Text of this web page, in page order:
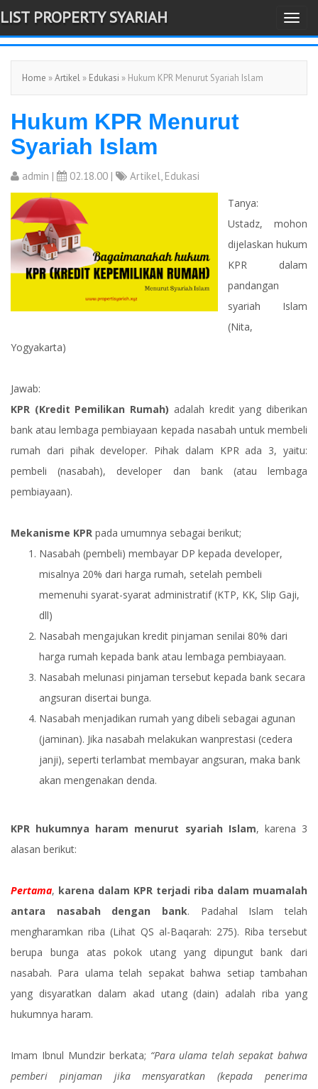
-->
T
o
g
l
t
i
n
LIST PROPERTY SYARIAH
Home »Artikel » Edukasi » Hukum KPR Menurut Syariah Islam
Hukum KPR Menurut
Syariah Islam
admin | 02.18.00 | Artikel, Edukasi
Tanya:
Ustadz, mohon
dijelaskan hukum
KPR dalam
pandangan
syariah Islam
(Nita,
Yogyakarta)
Jawab:
KPR (Kredit Pemilikan Rumah) adalah kredit yang diberikan
bank atau lembaga pembiayaan kepada nasabah untuk membeli
rumah dari pihak developer. Pihak dalam KPR ada 3, yaitu:
pembeli (nasabah), developer dan bank (atau lembaga
pembiayaan).
Mekanisme KPR pada umumnya sebagai berikut;
Nasabah (pembeli) membayar DP kepada developer,
misalnya 20% dari harga rumah, setelah pembeli
memenuhi syarat-syarat administratif (KTP, KK, Slip Gaji,
dll)
Nasabah mengajukan kredit pinjaman senilai 80% dari
harga rumah kepada bank atau lembaga pembiayaan.
Nasabah melunasi pinjaman tersebut kepada bank secara
angsuran disertai bunga.
Nasabah menjadikan rumah yang dibeli sebagai agunan
(jaminan). Jika nasabah melakukan wanprestasi (cedera
janji), seperti terlambat membayar angsuran, maka bank
akan mengenakan denda.
KPR hukumnya haram menurut syariah Islam, karena 3
alasan berikut:
Pertama, karena dalam KPR terjadi riba dalam muamalah
antara nasabah dengan bank. Padahal Islam telah
mengharamkan riba (Lihat QS al-Baqarah: 275). Riba tersebut
berupa bunga atas pokok utang yang dipungut bank dari
nasabah. Para ulama telah sepakat bahwa setiap tambahan
yang disyaratkan dalam akad utang (dain) adalah riba yang
hukumnya haram.
Imam Ibnul Mundzir berkata; “Para ulama telah sepakat bahwa
pemberi pinjaman jika mensyaratkan (kepada penerima